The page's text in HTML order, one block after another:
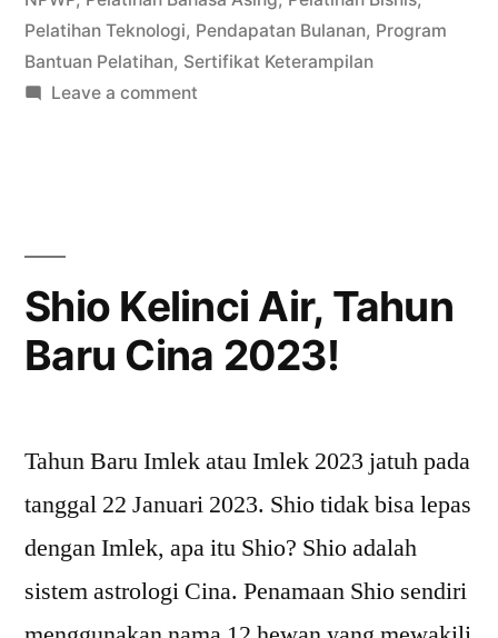
Bantuan
Pelatihan
dan
Pelatihan Teknologi, Pendapatan Bulanan, Program
Bantuan Pelatihan, Sertifikat Keterampilan
Leave a commenton
Bantuan
Pelatihan
dan
Indonesia
Shio Kelinci Air, Tahun
Baru Cina 2023!
Tahun Baru Imlek atau Imlek 2023 jatuh pada
tanggal 22 Januari 2023. Shio tidak bisa lepas
dengan Imlek, apa itu Shio? Shio adalah
sistem astrologi Cina. Penamaan Shio sendiri